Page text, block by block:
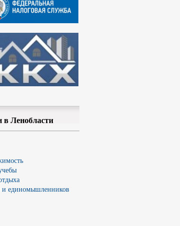
в Ленобласти
и единомышленников